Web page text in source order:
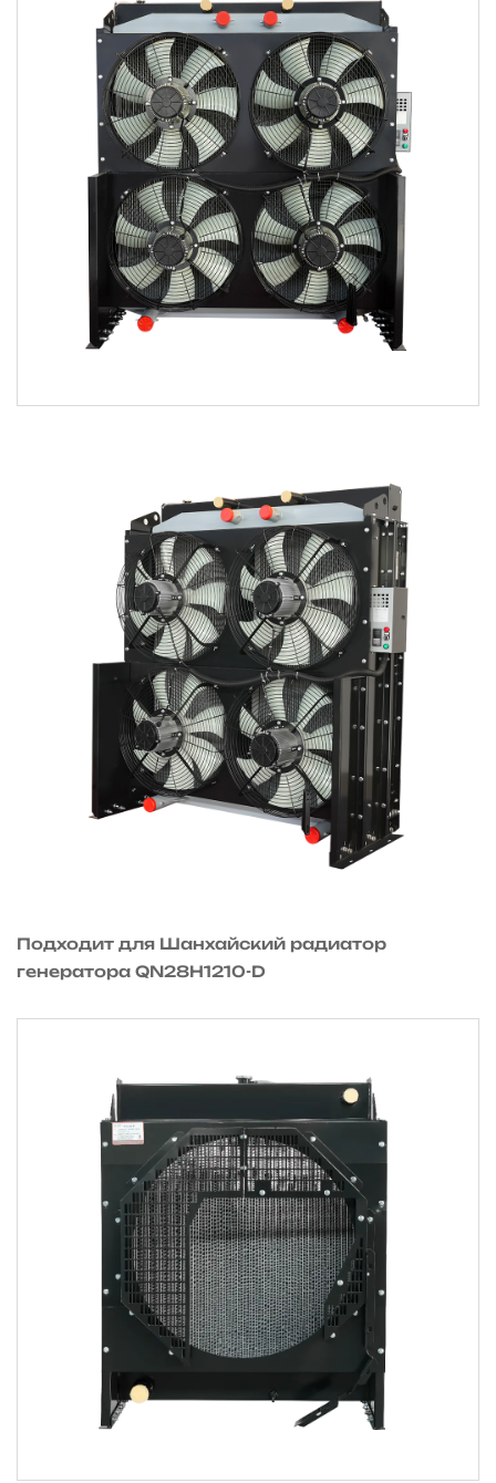
Подходит для Шанхайский радиатор
генератора QN28H1210-D